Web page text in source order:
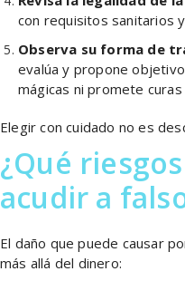
con requisitos sanitarios
Observa su forma de
evalúa y propone
mágicas ni promete
Elegir con cuidado no es
¿Qué
acudir a
El daño que puede causar
más allá del dinero: